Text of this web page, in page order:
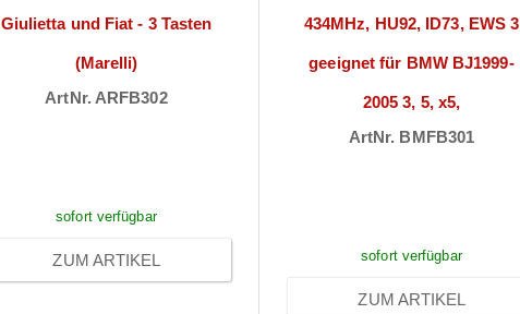
Giulietta und Fiat - 3 Tasten
(Marelli)
ArtNr. ARFB302
sofort verfügbar
ZUM ARTIKEL
434MHz, HU92, ID73, EWS 3
geeignet für BMW BJ1999-
2005 3, 5, x5,
ArtNr. BMFB301
sofort verfügbar
ZUM ARTIKEL